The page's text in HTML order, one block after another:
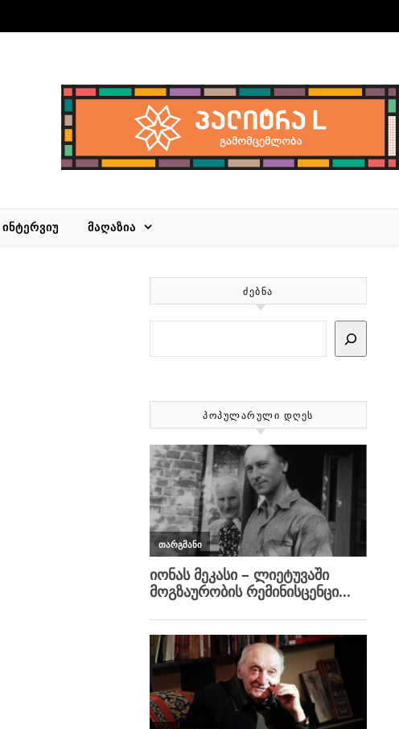
ᲘᲜᲢᲔᲠᲕᲘᲣ ᲛᲐᲦᲐᲖᲘᲐ
ᲫᲔᲑᲜᲐ
ᲞᲝᲞᲣᲚᲐᲠᲣᲚᲘ ᲓᲦᲔᲡ